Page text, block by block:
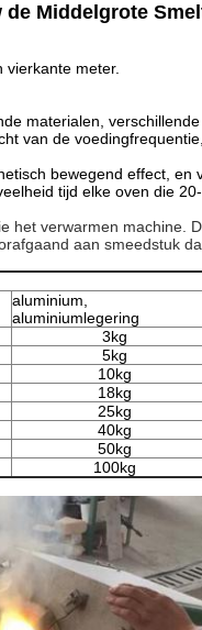
Middelgrote
meter.
materialen,
van de
bewegend effect, en
tijd elke oven die
het verwarmen
aan smeedstuk
aluminium,
aluminiumlegering
3kg
5kg
10kg
18kg
25kg
40kg
50kg
100kg